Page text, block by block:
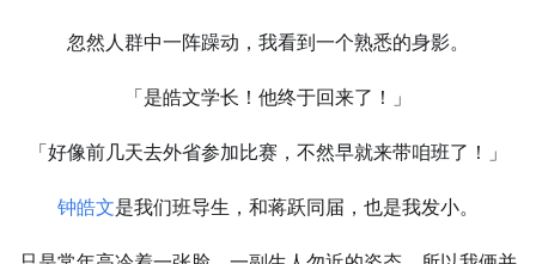
忽然人群中一阵躁动，我看到一个熟悉的身影。
「是皓文学长！他终于回来了！」
「好像前几天去外省参加比赛，不然早就来带咱班了！」
钟皓文是我们班导生，和蒋跃同届，也是我发小。